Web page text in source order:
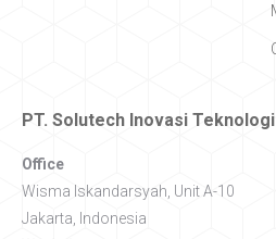
PT. Solutech Inovasi Teknologi
Office
Wisma Iskandarsyah, Unit A-10
Jakarta, Indonesia